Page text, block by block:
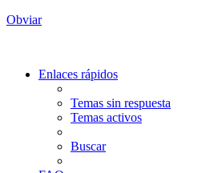
Obviar
Enlaces rápidos
Temas sin respuesta
Temas activos
Buscar